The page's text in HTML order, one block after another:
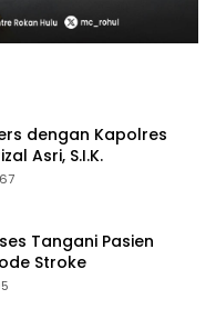
dengan Kapolres
Asri, S.I.K.
Tangani Pasien
Stroke